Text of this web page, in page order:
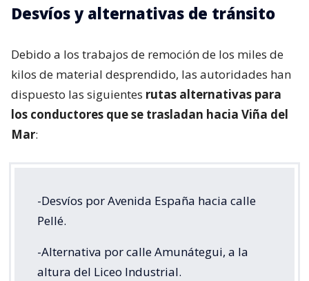
Desvíos y alternativas de tránsito
Debido a los trabajos de remoción de los miles de
kilos de material desprendido, las autoridades han
dispuesto las siguientes rutas alternativas para
los conductores que se trasladan hacia Viña del
Mar:
-Desvíos por Avenida España hacia calle
Pellé.
-Alternativa por calle Amunátegui, a la
altura del Liceo Industrial.